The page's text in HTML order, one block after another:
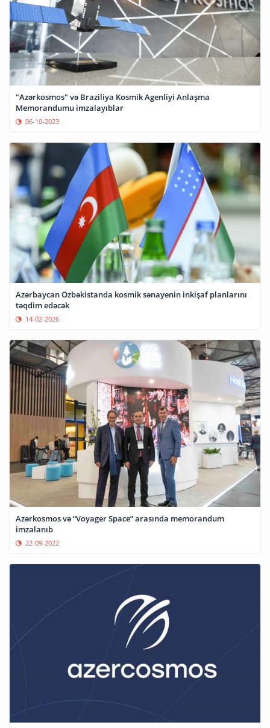
"Azərkosmos" və Braziliya Kosmik Agenliyi Anlaşma
Memorandumu imzalayıblar
06-10-2023
Azərbaycan Özbəkistanda kosmik sənayenin inkişaf planlarını
təqdim edəcək
14-02-2026
Azərkosmos və “Voyager Space” arasında memorandum
22-09-2022